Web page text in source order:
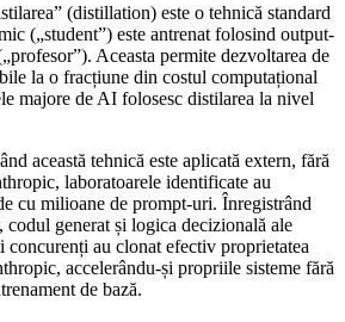
(distillation) este o tehnică standard
(„student”) este antrenat folosind output-
Aceasta permite dezvoltarea de
la o fracțiune din costul computațional
majore de AI folosesc distilarea la nivel
această tehnică este aplicată extern, fără
laboratoarele identificate au
cu milioane de prompt-uri. Înregistrând
codul generat și logica decizională ale
concurenți au clonat efectiv proprietatea
accelerându-și propriile sisteme fără
de bază.